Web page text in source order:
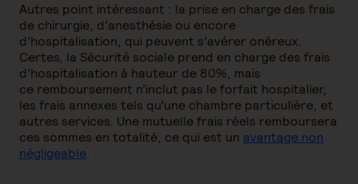
Autres point intéressant : la prise en charge des frais
de chirurgie, d’anesthésie ou encore
d’hospitalisation, qui peuvent s’avérer onéreux.
Certes, la Sécurité sociale prend en charge des frais
d’hospitalisation à hauteur de 80%, mais
ce remboursement n’inclut pas le forfait hospitalier,
les frais annexes tels qu’une chambre particulière, et
autres services. Une mutuelle frais réels remboursera
ces sommes en totalité, ce qui est un avantage non
négligeable.